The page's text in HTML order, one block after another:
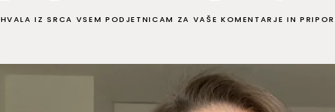
HVALA IZ SRCA VSEM PODJETNICAM ZA VAŠE KOMENTARJE IN